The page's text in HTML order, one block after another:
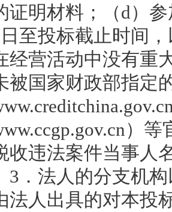
证明材料；（d）
至投标截止时间
经营活动中没有重
被国家财政部指定
）
收违法案件当事人
3．法人的分支机
法人出具的对本投